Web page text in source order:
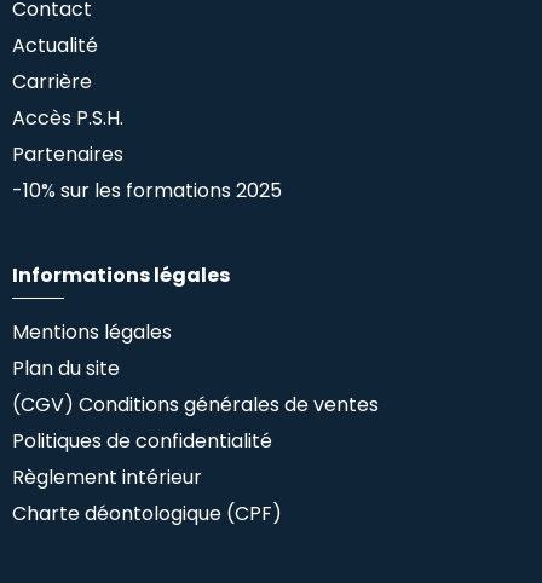
Contact
Actualité
Carrière
Accès P.S.H.
Partenaires
-10% sur les formations 2025
Informations légales
Mentions légales
Plan du site
(CGV) Conditions générales de ventes
Politiques de confidentialité
Règlement intérieur
Charte déontologique (CPF)